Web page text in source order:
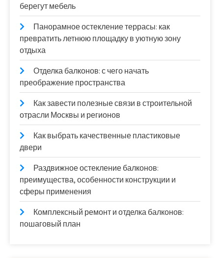
берегут мебель
Панорамное остекление террасы: как
превратить летнюю площадку в уютную зону
отдыха
Отделка балконов: с чего начать
преображение пространства
Как завести полезные связи в строительной
отрасли Москвы и регионов
Как выбрать качественные пластиковые
двери
Раздвижное остекление балконов:
преимущества, особенности конструкции и
сферы применения
Комплексный ремонт и отделка балконов:
пошаговый план